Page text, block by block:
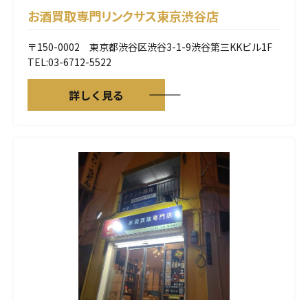
お酒買取専門リンクサス東京渋谷店
〒150-0002 東京都渋谷区渋谷3-1-9渋谷第三KKビル1F
TEL:03-6712-5522
詳しく見る